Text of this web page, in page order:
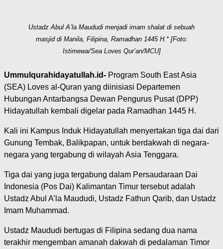
Ustadz Abul A’la Maududi menjadi imam shalat di sebuah
masjid di Manila, Filipina, Ramadhan 1445 H.* [Foto:
Istimewa/Sea Loves Qur’an/MCU]
Ummulqurahidayatullah.id- Program South East Asia
(SEA) Loves al-Quran yang diinisiasi Departemen
Hubungan Antarbangsa Dewan Pengurus Pusat (DPP)
Hidayatullah kembali digelar pada Ramadhan 1445 H.
Kali ini Kampus Induk Hidayatullah menyertakan tiga dai dari
Gunung Tembak, Balikpapan, untuk berdakwah di negara-
negara yang tergabung di wilayah Asia Tenggara.
Tiga dai yang juga tergabung dalam Persaudaraan Dai
Indonesia (Pos Dai) Kalimantan Timur tersebut adalah
Ustadz Abul A’la Maududi, Ustadz Fathun Qarib, dan Ustadz
Imam Muhammad.
Ustadz Maududi bertugas di Filipina sedang dua nama
terakhir mengemban amanah dakwah di pedalaman Timor